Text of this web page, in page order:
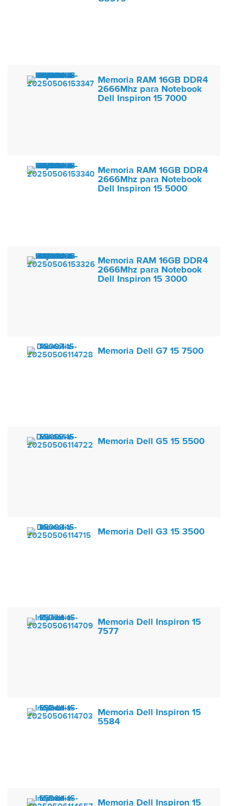
Memoria RAM 16GB DDR4
2666Mhz para Notebook
Dell Inspiron 15 7000
Memoria RAM 16GB DDR4
2666Mhz para Notebook
Dell Inspiron 15 5000
Memoria RAM 16GB DDR4
2666Mhz para Notebook
Dell Inspiron 15 3000
Memoria Dell G7 15 7500
Memoria Dell G5 15 5500
Memoria Dell G3 15 3500
Memoria Dell Inspiron 15
7577
Memoria Dell Inspiron 15
5584
Memoria Dell Inspiron 15